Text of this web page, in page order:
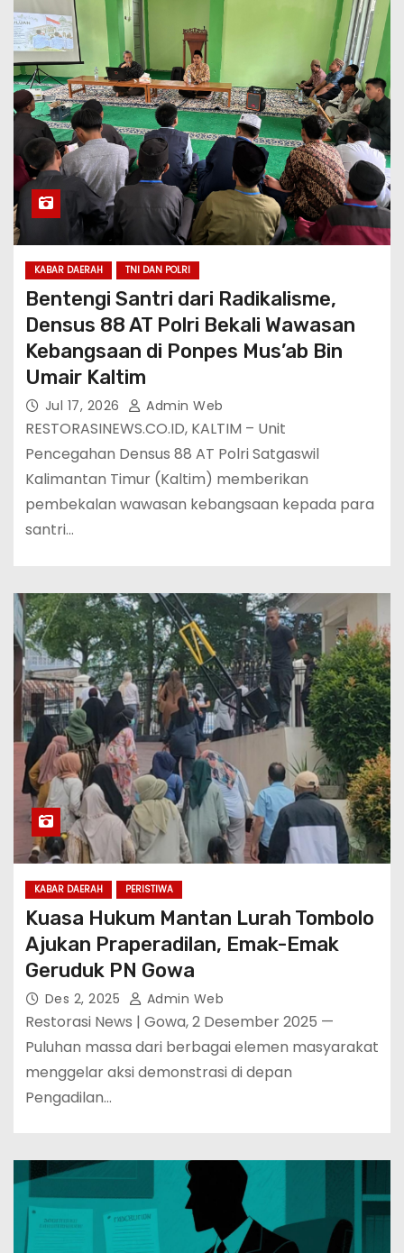
KABAR DAERAH TNI DAN POLRI
Bentengi Santri dari Radikalisme,
Densus 88 AT Polri Bekali Wawasan
Kebangsaan di Ponpes Mus’ab Bin
Umair Kaltim
Jul 17, 2026 Admin Web
RESTORASINEWS.CO.ID, KALTIM – Unit
Pencegahan Densus 88 AT Polri Satgaswil
Kalimantan Timur (Kaltim) memberikan
pembekalan wawasan kebangsaan kepada para
santri…
KABAR DAERAH PERISTIWA
Kuasa Hukum Mantan Lurah Tombolo
Ajukan Praperadilan, Emak-Emak
Geruduk PN Gowa
Des 2, 2025 Admin Web
Restorasi News | Gowa, 2 Desember 2025 —
Puluhan massa dari berbagai elemen masyarakat
menggelar aksi demonstrasi di depan
Pengadilan…